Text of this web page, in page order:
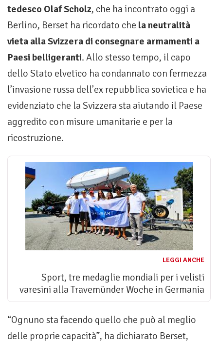
tedesco Olaf Scholz, che ha incontrato oggi a
Berlino, Berset ha ricordato che la neutralità
vieta alla Svizzera di consegnare armamenti a
Paesi belligeranti. Allo stesso tempo, il capo
dello Stato elvetico ha condannato con fermezza
l’invasione russa dell’ex repubblica sovietica e ha
evidenziato che la Svizzera sta aiutando il Paese
aggredito con misure umanitarie e per la
ricostruzione.
LEGGI ANCHE
Sport, tre medaglie mondiali per i velisti
varesini alla Travemünder Woche in Germania
“Ognuno sta facendo quello che può al meglio
delle proprie capacità”, ha dichiarato Berset,